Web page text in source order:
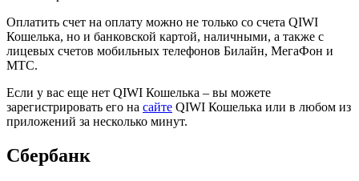
Оплатить счет на оплату можно не только со счета QIWI
Кошелька, но и банковской картой, наличными, а также с
лицевых счетов мобильных телефонов Билайн, МегаФон и
МТС.
Если у вас еще нет QIWI Кошелька – вы можете
зарегистрировать его на сайте QIWI Кошелька или в любом из
приложений за несколько минут.
Сбербанк